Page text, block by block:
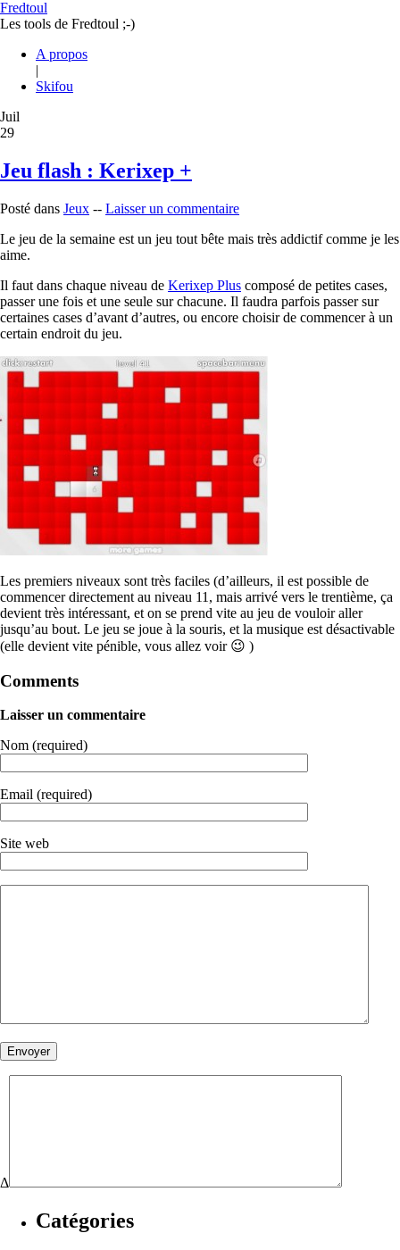
Fredtoul
Les tools de Fredtoul ;-)
A propos
|
Skifou
Juil
29
Jeu flash : Kerixep +
Posté dans Jeux -- Laisser un commentaire
Le jeu de la semaine est un jeu tout bête mais très addictif comme je les
aime.
Il faut dans chaque niveau de Kerixep Plus composé de petites cases,
passer une fois et une seule sur chacune. Il faudra parfois passer sur
certaines cases d’avant d’autres, ou encore choisir de commencer à un
certain endroit du jeu.
Les premiers niveaux sont très faciles (d’ailleurs, il est possible de
commencer directement au niveau 11, mais arrivé vers le trentième, ça
devient très intéressant, et on se prend vite au jeu de vouloir aller
jusqu’au bout. Le jeu se joue à la souris, et la musique est désactivable
(elle devient vite pénible, vous allez voir 😉 )
Comments
Laisser un commentaire
Nom (required)
Email (required)
Site web
Δ
Catégories